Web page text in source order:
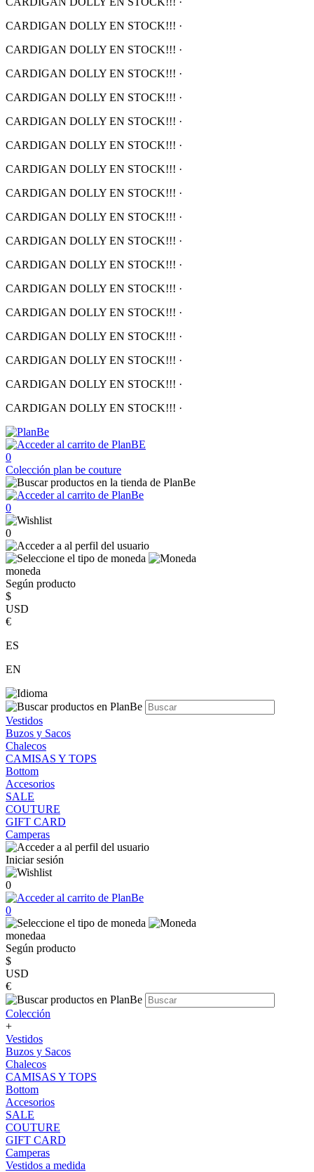
CARDIGAN DOLLY EN STOCK!!! ·
CARDIGAN DOLLY EN STOCK!!! ·
CARDIGAN DOLLY EN STOCK!!! ·
CARDIGAN DOLLY EN STOCK!!! ·
CARDIGAN DOLLY EN STOCK!!! ·
CARDIGAN DOLLY EN STOCK!!! ·
CARDIGAN DOLLY EN STOCK!!! ·
CARDIGAN DOLLY EN STOCK!!! ·
CARDIGAN DOLLY EN STOCK!!! ·
CARDIGAN DOLLY EN STOCK!!! ·
CARDIGAN DOLLY EN STOCK!!! ·
CARDIGAN DOLLY EN STOCK!!! ·
CARDIGAN DOLLY EN STOCK!!! ·
CARDIGAN DOLLY EN STOCK!!! ·
CARDIGAN DOLLY EN STOCK!!! ·
CARDIGAN DOLLY EN STOCK!!! ·
CARDIGAN DOLLY EN STOCK!!! ·
0
Colección plan be couture
0
0
moneda
Según producto
$
USD
€
ES
EN
Vestidos
Buzos y Sacos
Chalecos
CAMISAS Y TOPS
Bottom
Accesorios
SALE
COUTURE
GIFT CARD
Camperas
Iniciar sesión
0
0
monedaa
Según producto
$
USD
€
Colección
+
Vestidos
Buzos y Sacos
Chalecos
CAMISAS Y TOPS
Bottom
Accesorios
SALE
COUTURE
GIFT CARD
Camperas
Vestidos a medida